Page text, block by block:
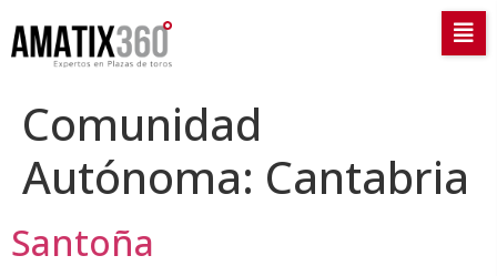
Comunidad
Autónoma: Cantabria
Santoña